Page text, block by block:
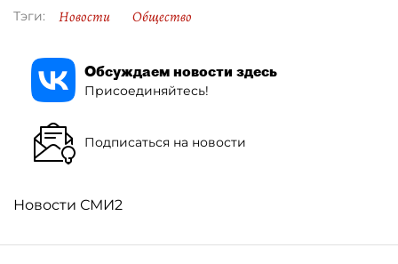
Тэги: Новости Общество
Обсуждаем новости здесь
Присоединяйтесь!
Подписаться на новости
Новости СМИ2